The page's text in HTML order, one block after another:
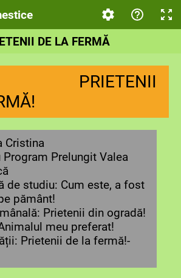
DE LA FERMĂ
PRIETENII
Cristina
Program Prelungit Valea
de studiu: Cum este, a fost
pământ!
Prietenii din ogradă!
meu preferat!
Prietenii de la fermă!-